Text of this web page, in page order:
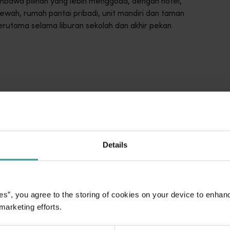
Details
you agree to the storing of cookies on your device to
efforts.
rumah pantai pribadi, unit mandiri dan taman
selama liburan sekolah dan akhir pekan
lanskap Australia Barat yang menawan.<br> <br>